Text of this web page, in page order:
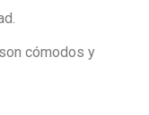
cómodos y